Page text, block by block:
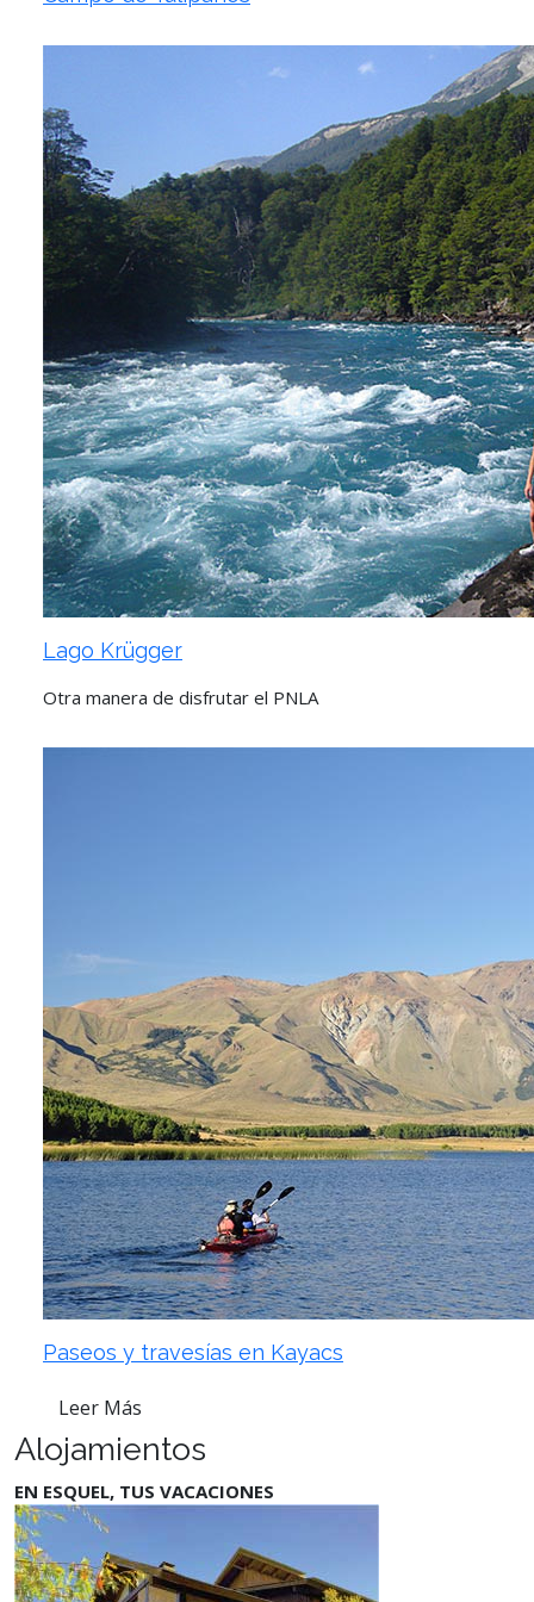
Lago Krügger
Otra manera de disfrutar el PNLA
Paseos y travesías en Kayacs
Leer Más
Alojamientos
EN ESQUEL, TUS VACACIONES